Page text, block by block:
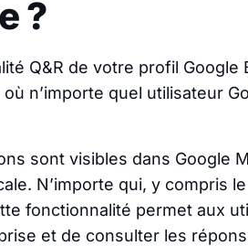
?
Q&R de votre profil
n’importe quel utilisateur
sont visibles dans Google
N’importe qui, y compris
fonctionnalité permet aux
et de consulter les